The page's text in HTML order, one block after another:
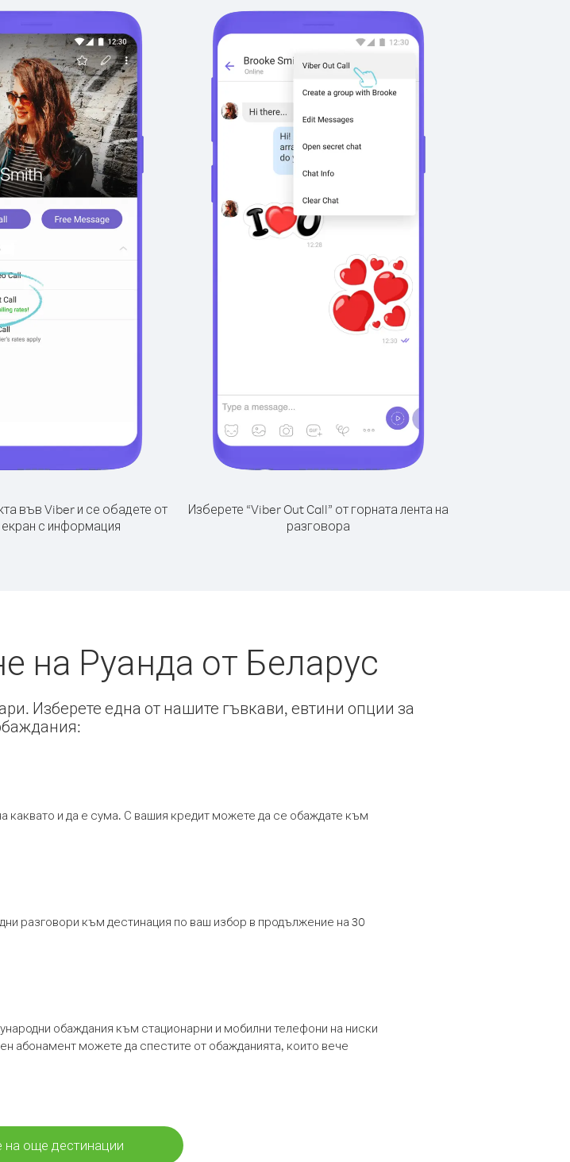
във Viber и се обадете от
екран с информация
Изберете “Viber Out Call” от горната лента на
разговора
на Руанда от Беларус
Изберете една от нашите гъвкави, евтини опции за
каквато и да е сума. С вашия кредит можете да се обаждате към
разговори към дестинация по ваш избор в продължение на 30
обаждания към стационарни и мобилни телефони на ниски
абонамент можете да спестите от обажданията, които вече
на още дестинации